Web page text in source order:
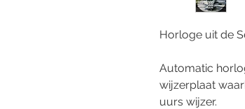
Horloge uit de
Automatic
wijzerplaat
uurs wijzer.